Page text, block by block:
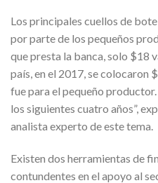
Los principales cuellos de
por parte de los pequeños
que presta la banca, solo $18
país, en el 2017, se colocaron
fue para el pequeño
los siguientes cuatro años”,
analista experto de este tema.
Existen dos herramientas de
contundentes en el apoyo al